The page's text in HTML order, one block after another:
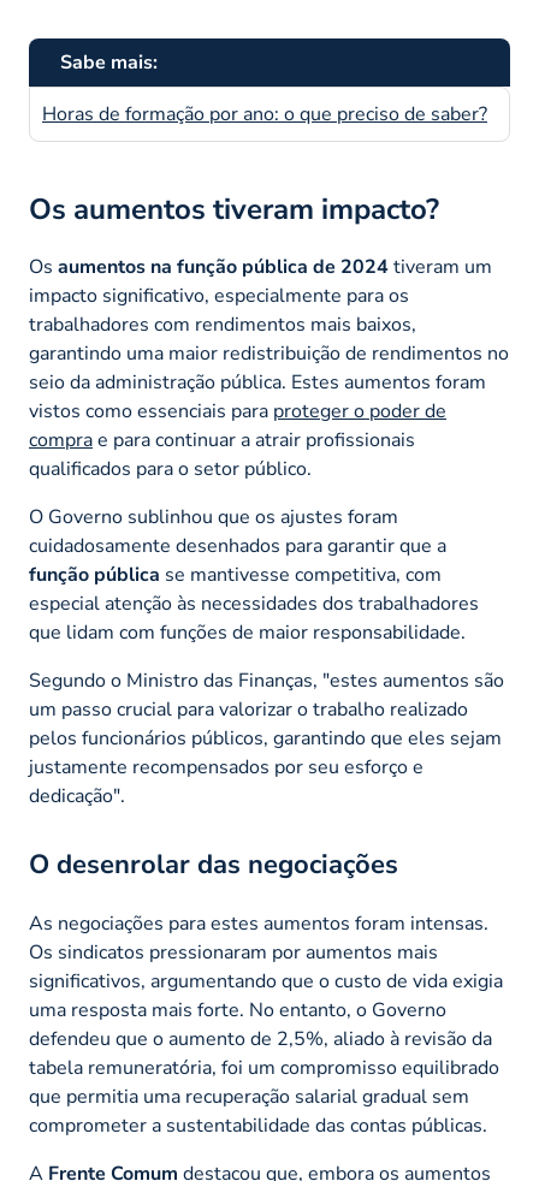
Sabe mais:
Horas de formação por ano: o que preciso de saber?
Os aumentos tiveram impacto?
Os aumentos na função pública de 2024tiveram um
impacto significativo, especialmente para os
trabalhadores com rendimentos mais baixos,
garantindo uma maior redistribuição de rendimentos no
seio da administração pública. Estes aumentos foram
vistos como essenciais para proteger o poder de
comprae para continuar a atrair profissionais
qualificados para o setor público.
O Governo sublinhou que os ajustes foram
cuidadosamente desenhados para garantir que a
função pública se mantivesse competitiva, com
especial atenção às necessidades dos trabalhadores
que lidam com funções de maior responsabilidade.
Segundo o Ministro das Finanças, "estes aumentos são
um passo crucial para valorizar o trabalho realizado
pelos funcionários públicos, garantindo que eles sejam
justamente recompensados por seu esforço e
dedicação".
O desenrolar das negociações
As negociações para estes aumentos foram intensas.
Os sindicatos pressionaram por aumentos mais
significativos, argumentando que o custo de vida exigia
uma resposta mais forte. No entanto, o Governo
defendeu que o aumento de 2,5%, aliado à revisão da
tabela remuneratória, foi um compromisso equilibrado
que permitia uma recuperação salarial gradual sem
comprometer a sustentabilidade das contas públicas.
A Frente Comum destacou que, embora os aumentos